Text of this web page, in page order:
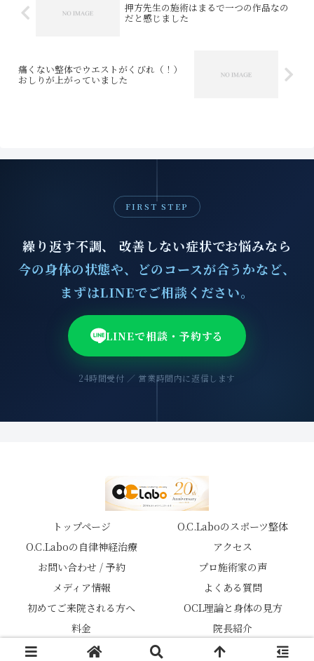
押方先生の施術はまるで一つの作品なの
だと感じました
痛くない整体でウエストがくびれ（！）
おしりが上がっていました
FIRST STEP
繰り返す不調、 改善しない症状でお悩みなら
今の身体の状態や、どのコースが合うかなど、
まずはLINEでご相談ください。
LINEで相談・予約する
24時間受付 ／ 営業時間内に返信します
トップページ
O.C.Laboのスポーツ整体
O.C.Laboの自律神経治療
アクセス
お問い合わせ / 予約
プロ施術家の声
メディア情報
よくある質問
初めてご来院される方へ
OCL理論と身体の見方
料金
院長紹介
© 2026 スポーツ鍼灸整体院 O.C.Labo.